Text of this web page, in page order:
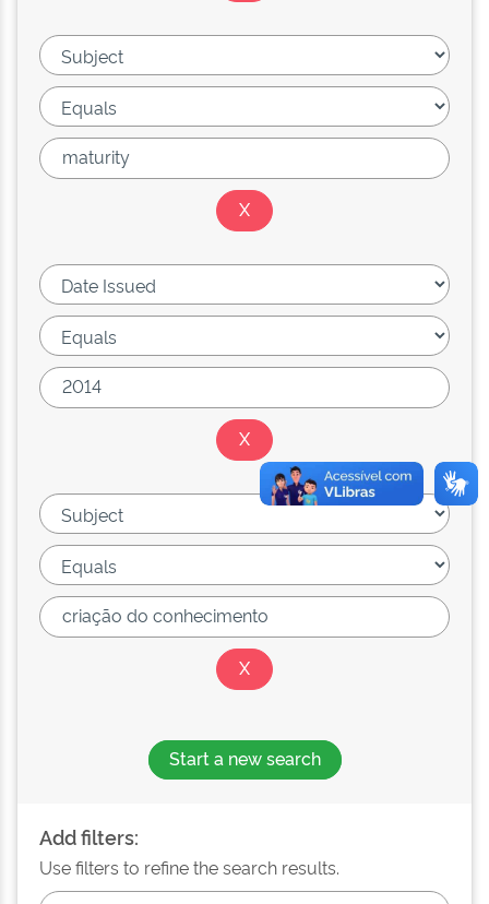
Start a new search
Add filters:
Use filters to refine the search results.